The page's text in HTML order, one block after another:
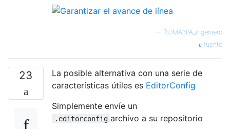
— RUMANIA_ingeniero
fuente
23
La posible alternativa con una serie de
características útiles es EditorConfig
Simplemente envíe un
.editorconfig archivo a su repositorio